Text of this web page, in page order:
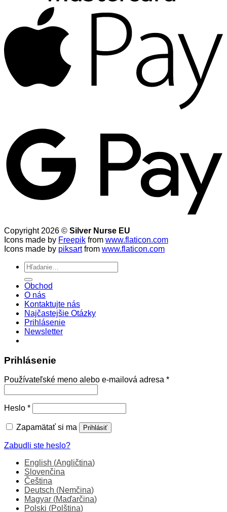
Copyright 2026 © Silver Nurse EU
Icons made by Freepik from www.flaticon.com
Icons made by piksartfrom www.flaticon.com
Hľadať:
Obchod
O nás
Kontaktujte nás
Najčastejšie Otázky
Prihlásenie
Newsletter
Prihlásenie
Používateľské meno alebo e-mailová adresa *Povinné
Heslo *Povinné
Zapamätať si ma Prihlásiť
Zabudli ste heslo?
English (Angličtina)
Slovenčina
Čeština
Deutsch (Nemčina)
Magyar (Maďarčina)
Polski (Polština)